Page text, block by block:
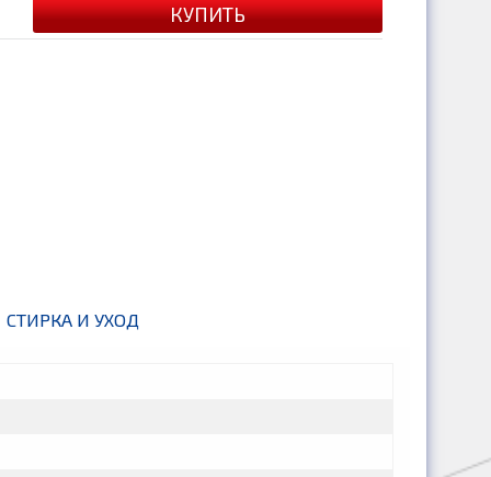
СТИРКА И УХОД